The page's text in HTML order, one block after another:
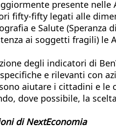
presente
fifty-fifty legati alle
e Salute
ai soggetti fragili)
degli indicatori di
e rilevanti con
aiutare i cittadini e
dove possibile, la
di NextEconomia